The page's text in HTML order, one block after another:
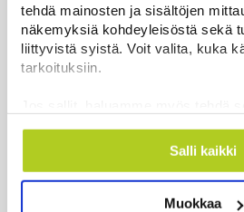
tehdä mainosten ja sisältöjen
näkemyksiä kohdeyleisöstä sekä
liittyvistä syistä. Voit valita, kuka
tarkoituksiin.
Kerätä tietoja
mahdollisesti muutaman
ominaispiirteitä aktiivisesti
Salli kaikki
Muokkaa
Uusimmat